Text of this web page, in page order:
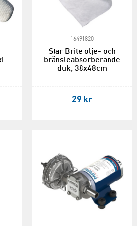
16491820
Star Brite olje- och
bränsleabsorberande
duk, 38x48cm
29 kr